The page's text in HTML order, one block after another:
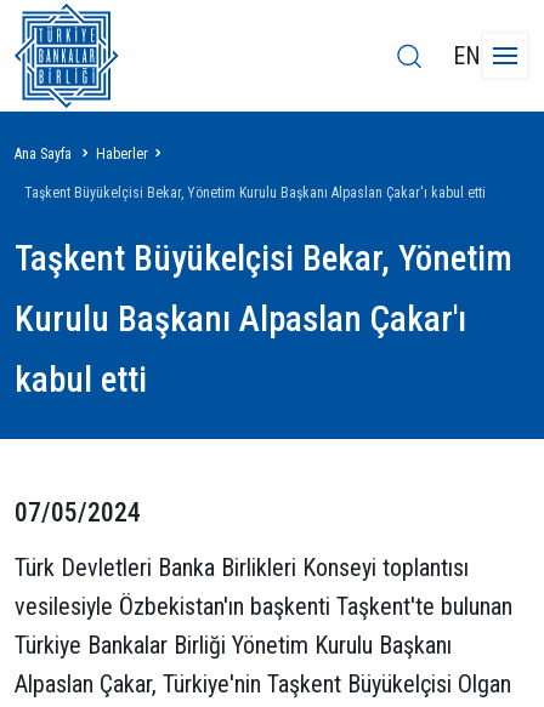
EN
Sayfa
yolu
Ana Sayfa Haberler
Taşkent Büyükelçisi Bekar, Yönetim Kurulu Başkanı Alpaslan Çakar'ı kabul etti
Taşkent Büyükelçisi Bekar, Yönetim
Kurulu Başkanı Alpaslan Çakar'ı
kabul etti
07/05/2024
Türk Devletleri Banka Birlikleri Konseyi toplantısı
vesilesiyle Özbekistan'ın başkenti Taşkent'te bulunan
Türkiye Bankalar Birliği Yönetim Kurulu Başkanı
Alpaslan Çakar, Türkiye'nin Taşkent Büyükelçisi Olgan